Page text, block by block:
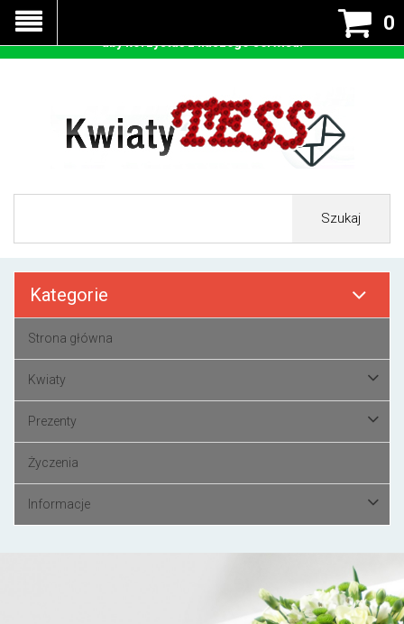
0
Szukaj
Kategorie
Strona główna
Kwiaty
Prezenty
Życzenia
Informacje
Nasza strona korzysta z cookies - czyli tzw ciastek w celu
prawidłowego działania. Zaakceptuj przyjmowanie cookies
aby korzystać z naszego serwisu.